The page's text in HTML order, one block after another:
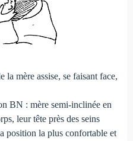
la mère assise, se faisant face,
BN : mère semi-inclinée en
leur tête près des seins
position la plus confortable et